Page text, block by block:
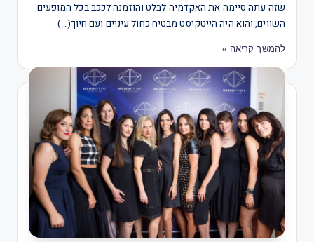
שזה עתה סיימה את האקדמיה לבלט והוזמנה לככב בכל המופעים
השווים, והוא היה הייטקיסט מבטיח כחול עיניים ועם חיוך(..)
להמשך קריאה »